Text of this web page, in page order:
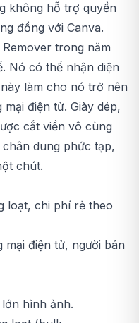
không hỗ trợ quyền
đồng với Canva.
trong năm
Nó có thể nhận diện
làm cho nó trở nên
điện tử. Giày dép,
cắt viền vô cùng
dung phức tạp,
chút.
loạt, chi phí rẻ theo
mại điện tử, người bán
hình ảnh.